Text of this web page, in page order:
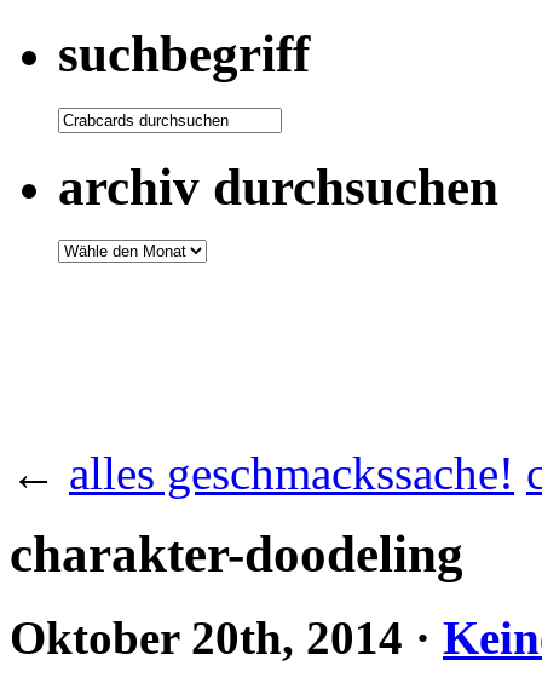
suchbegriff
archiv durchsuchen
← alles geschmackssache!
charakter-doodeling
Oktober 20th, 2014 ·